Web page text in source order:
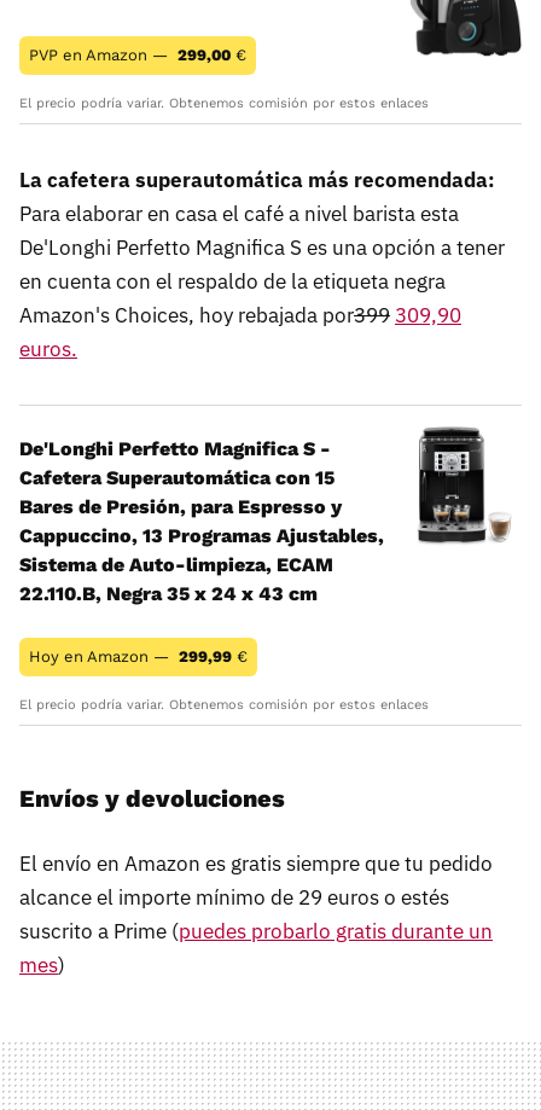
PVP en Amazon — 299,00 €
El precio podría variar. Obtenemos comisión por estos enlaces
La cafetera superautomática más recomendada:
Para elaborar en casa el café a nivel barista esta
De'Longhi Perfetto Magnifica S es una opción a tener
en cuenta con el respaldo de la etiqueta negra
Amazon's Choices, hoy rebajada por399 309,90
euros.
De'Longhi Perfetto Magnifica S -
Cafetera Superautomática con 15
Bares de Presión, para Espresso y
Cappuccino, 13 Programas Ajustables,
Sistema de Auto-limpieza, ECAM
22.110.B, Negra 35 x 24 x 43 cm
Hoy en Amazon — 299,99 €
El precio podría variar. Obtenemos comisión por estos enlaces
Envíos y devoluciones
El envío en Amazon es gratis siempre que tu pedido
alcance el importe mínimo de 29 euros o estés
suscrito a Prime (puedes probarlo gratis durante un
mes)